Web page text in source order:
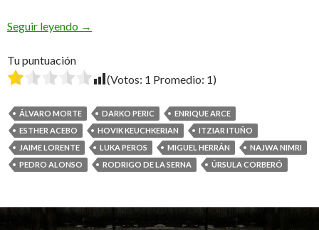
Seguir leyendo La Casa de Papel: Quinta Temporada
→
Tu puntuación
(Votos: 1 Promedio: 1)
ÁLVARO MORTE DARKO PERIC
ENRIQUE ARCE
ESTHER ACEBO
HOVIK KEUCHKERIAN
ITZIAR ITUÑO
JAIME LORENTE
LUKA PEROS MIGUEL HERRÁN
NAJWA NIMRI
PEDRO ALONSO
RODRIGO DE LA SERNA ÚRSULA CORBERÓ